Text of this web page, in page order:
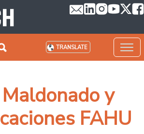
TRANSLATE
y
FAHU